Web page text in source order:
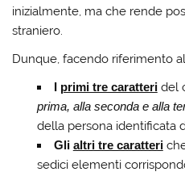
inizialmente, ma che rende
straniero.
Dunque, facendo riferimento
I primi tre caratteridel
prima, alla seconda e alla
della persona identificata
Gli altri tre caratteri
sedici elementi